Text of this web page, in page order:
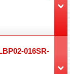
016SR-